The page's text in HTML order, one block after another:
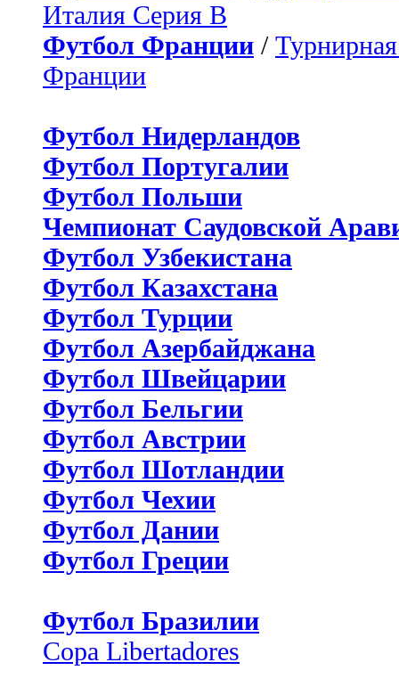
Италия Серия B
Футбол Франции /
Франции
Футбол Нидерландов
Футбол Португалии
Футбол Польши
Чемпионат Саудовской
Футбол Узбекистана
Футбол Казахстана
Футбол Турции
Футбол Азербайджана
Футбол Швейцарии
Футбол Бельгии
Футбол Австрии
Футбол Шотландии
Футбол Чехии
Футбол Дании
Футбол Греции
Футбол Бразилии
Copa Libertadores